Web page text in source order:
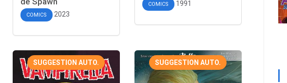
COMICS 2023
COMICS 1991
SUGGESTION AUTO. SUGGESTION AUTO.